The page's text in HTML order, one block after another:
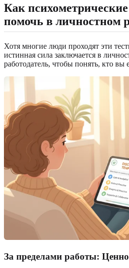
Как
помочь в личностном
Хотя многие люди проходят эти
истинная сила заключается в
работодатель, чтобы понять, кто вы
За пределами работы: